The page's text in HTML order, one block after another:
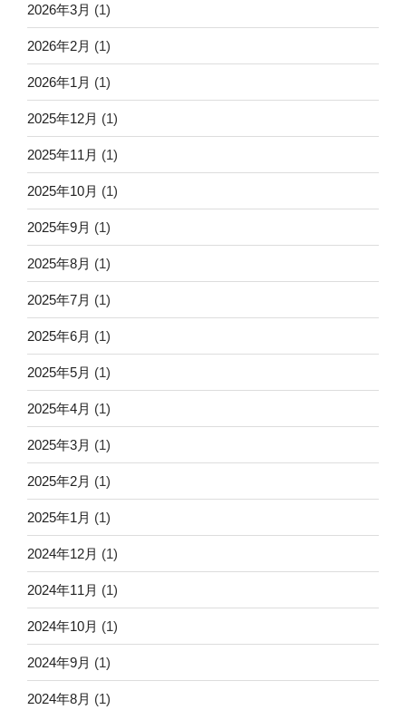
2026年3月 (1)
2026年2月 (1)
2026年1月 (1)
2025年12月 (1)
2025年11月 (1)
2025年10月 (1)
2025年9月 (1)
2025年8月 (1)
2025年7月 (1)
2025年6月 (1)
2025年5月 (1)
2025年4月 (1)
2025年3月 (1)
2025年2月 (1)
2025年1月 (1)
2024年12月 (1)
2024年11月 (1)
2024年10月 (1)
2024年9月 (1)
2024年8月 (1)